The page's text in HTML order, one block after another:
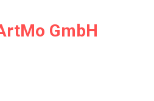
GmbH